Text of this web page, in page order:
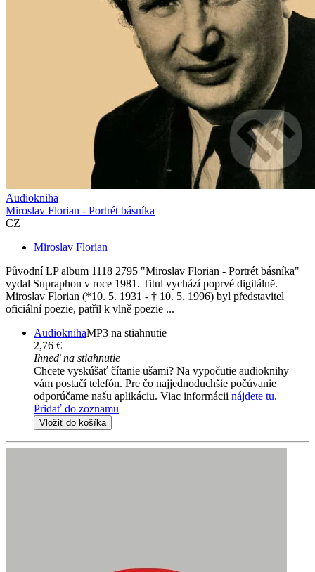
Audiokniha
Miroslav Florian - Portrét básníka
CZ
Miroslav Florian
Původní LP album 1118 2795 "Miroslav Florian - Portrét básníka"
vydal Supraphon v roce 1981. Titul vychází poprvé digitálně.
Miroslav Florian (*10. 5. 1931 - † 10. 5. 1996) byl představitel
oficiální poezie, patřil k vlně poezie ...
AudioknihaMP3 na stiahnutie
2,76 €
Ihneď na stiahnutie
Chcete vyskúšať čítanie ušami? Na vypočutie audioknihy
vám postačí telefón. Pre čo najjednoduchšie počúvanie
odporúčame našu aplikáciu. Viac informácii nájdete tu.
Pridať do zoznamu
Vložiť do košíka